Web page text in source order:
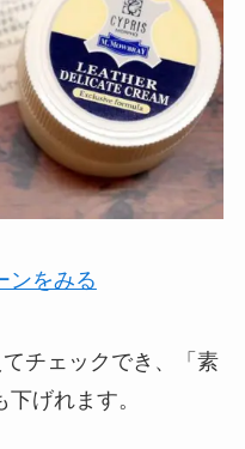
ンをみる
チェックでき、「素
げれます。